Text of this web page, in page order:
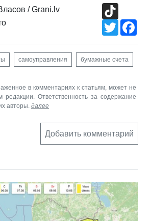
/ Grani.lv
Twitter
самоуправления бумажные счета
в комментариях к статьям, может не
редакции. Ответственность за содержание
авторы. далее
Добавить комментарий